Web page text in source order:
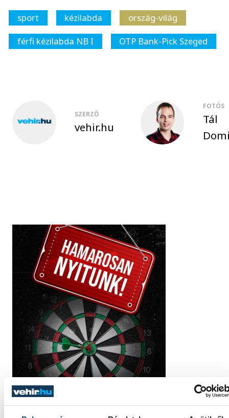
sport kézilabda
ország-világ
férfi kézilabda NB I
OTP Bank-Pick Szeged
SZERZŐ
vehir.hu
FOTÓS
Tál